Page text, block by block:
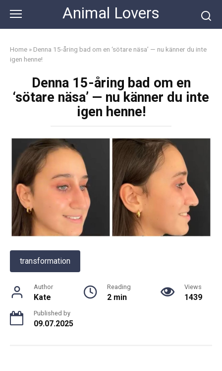
content
Animal Lovers
Home » Denna 15-åring bad om en ‘sötare näsa’ — nu känner du inte
igen henne!
Denna 15-åring bad om en
‘sötare näsa’ — nu känner du inte
igen henne!
transformation
Author
Kate
Reading
2 min
Views
1439
Published by
09.07.2025